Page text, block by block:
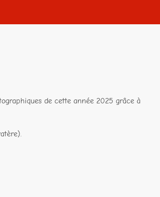
de cette année 2025 grâce à